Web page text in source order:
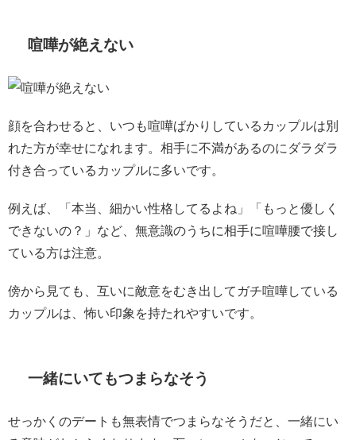
喧嘩が絶えない
顔を合わせると、いつも喧嘩ばかりしているカップルは別
れた方が幸せになれます。相手に不満があるのにダラダラ
付き合っているカップルに多いです。
例えば、「本当、細かい性格してるよね」「もっと優しく
できないの？」など、無意識のうちに相手に喧嘩腰で接し
ている方は注意。
傍から見ても、互いに敵意をむき出してガチ喧嘩している
カップルは、怖い印象を持たれやすいです。
一緒にいてもつまらなそう
せっかくのデートも無表情でつまらなそうだと、一緒にい